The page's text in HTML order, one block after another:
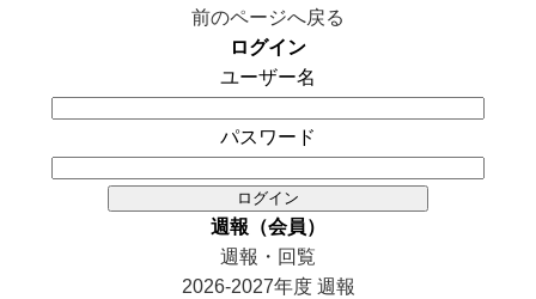
前のページへ戻る
ログイン
ユーザー名
パスワード
週報（会員）
週報・回覧
2026-2027年度 週報